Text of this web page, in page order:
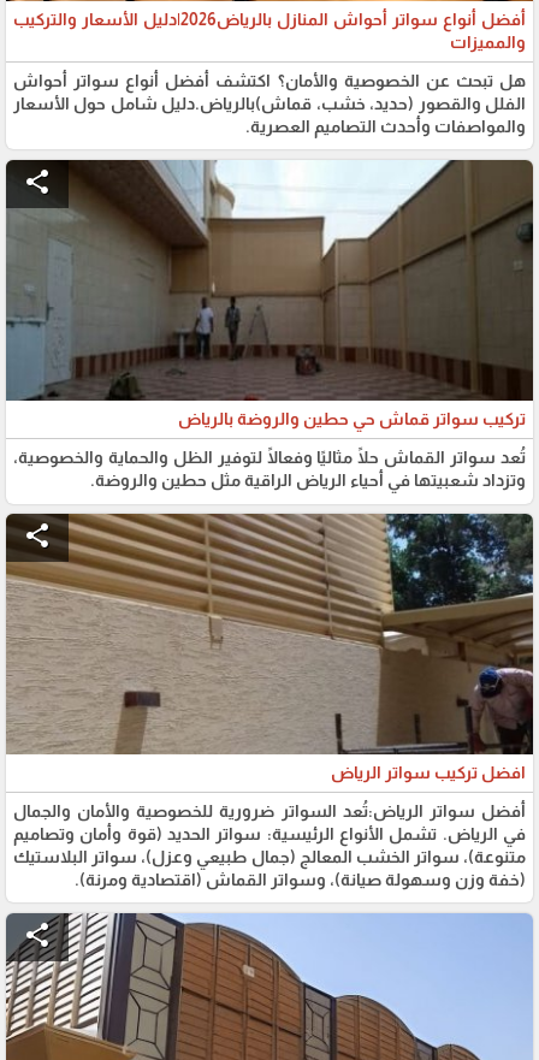
أفضل أنواع سواتر أحواش المنازل بالرياض2026|دليل الأسعار والتركيب
والمميزات
هل تبحث عن الخصوصية والأمان؟ اكتشف أفضل أنواع سواتر أحواش
الفلل والقصور (حديد، خشب، قماش)بالرياض.دليل شامل حول الأسعار
والمواصفات وأحدث التصاميم العصرية.
share
تركيب سواتر قماش حي حطين والروضة بالرياض
تُعد سواتر القماش حلًا مثاليًا وفعالًا لتوفير الظل والحماية والخصوصية،
وتزداد شعبيتها في أحياء الرياض الراقية مثل حطين والروضة.
share
افضل تركيب سواتر الرياض
أفضل سواتر الرياض:تُعد السواتر ضرورية للخصوصية والأمان والجمال
في الرياض. تشمل الأنواع الرئيسية: سواتر الحديد (قوة وأمان وتصاميم
متنوعة)، سواتر الخشب المعالج (جمال طبيعي وعزل)، سواتر البلاستيك
(خفة وزن وسهولة صيانة)، وسواتر القماش (اقتصادية ومرنة).
share